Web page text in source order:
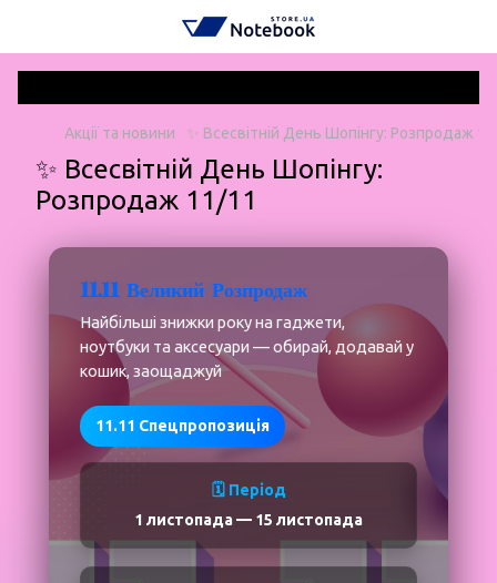
Акції та новини ✨ Всесвітній День Шопінгу: Розпродаж
✨ Всесвітній День Шопінгу:
Розпродаж 11/11
11.11 Великий Розпродаж
Найбільші знижки року на гаджети,
ноутбуки та аксесуари — обирай, додавай у
кошик, заощаджуй
11.11 Спецпропозиція
🗓️ Період
1 листопада— 15 листопада